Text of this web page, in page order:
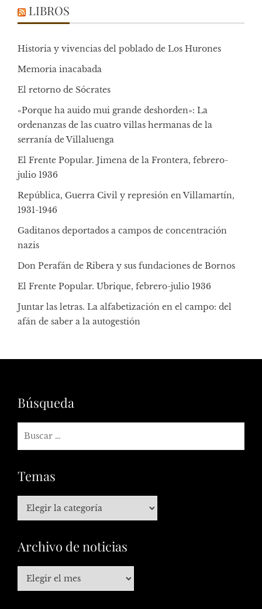
LIBROS
Historia y vivencias del poblado de Los Hurones
Memoria inacabada
El retorno de Sócrates
«Porque ha auido mui grande deshorden»: La
ordenanzas de las cuatro villas hermanas de la
serranía de Villaluenga
El Frente Popular. Jimena de la Frontera, febrero-
julio 1936
República, Guerra Civil y represión en Villamartín,
1931-1946
Gaditanos deportados a campos de concentración
nazis
Don Perafán de Ribera y sus fundaciones de Bornos
El Frente Popular. Ubrique, febrero-julio 1936
Juntar las letras. La alfabetización en el campo: del
afán de saber a la autogestión
Búsqueda
Temas
Archivo de noticias